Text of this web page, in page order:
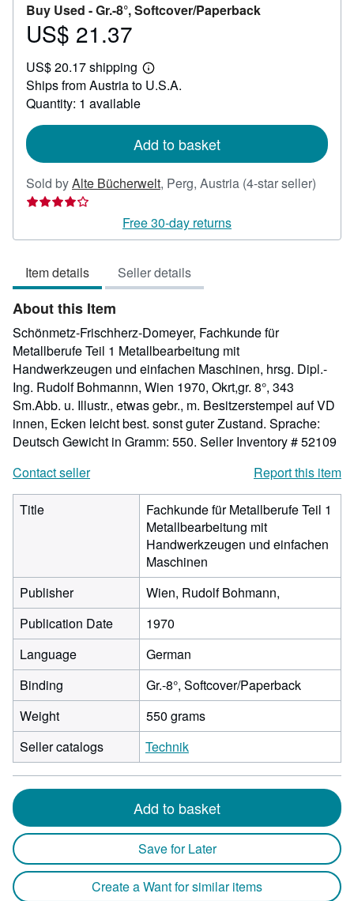
Buy Used -Gr.-8°, Softcover/Paperback
Price
21.37
US$ 21.37
US$ 20.17 shipping
Learn
more
Ships from Austria to U.S.A.
Quantity: 1 available
Add to basket
Sold byAlte Bücherwelt, Perg, Austria (4-star seller)
out
Free 30-day returns
Item details Seller details
About this Item
Schönmetz-Frischherz-Domeyer, Fachkunde für
Metallberufe Teil 1 Metallbearbeitung mit
Handwerkzeugen und einfachen Maschinen, hrsg. Dipl.-
Ing. Rudolf Bohmannn, Wien 1970, Okrt,gr. 8°, 343
Sm.Abb. u. Illustr., etwas gebr., m. Besitzerstempel auf VD
innen, Ecken leicht best. sonst guter Zustand. Sprache:
Deutsch Gewicht in Gramm: 550. Seller Inventory # 52109
Contact seller
Report this item
Title
Fachkunde für Metallberufe Teil 1
Metallbearbeitung mit
Handwerkzeugen und einfachen
Maschinen
Publisher
Wien, Rudolf Bohmann,
Publication Date
1970
Language
German
Binding
Gr.-8°, Softcover/Paperback
Weight
550 grams
Seller catalogs
Technik
Add to basket
Save for Later
Create a Want for similar items